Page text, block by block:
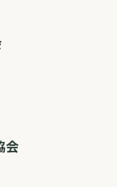
会